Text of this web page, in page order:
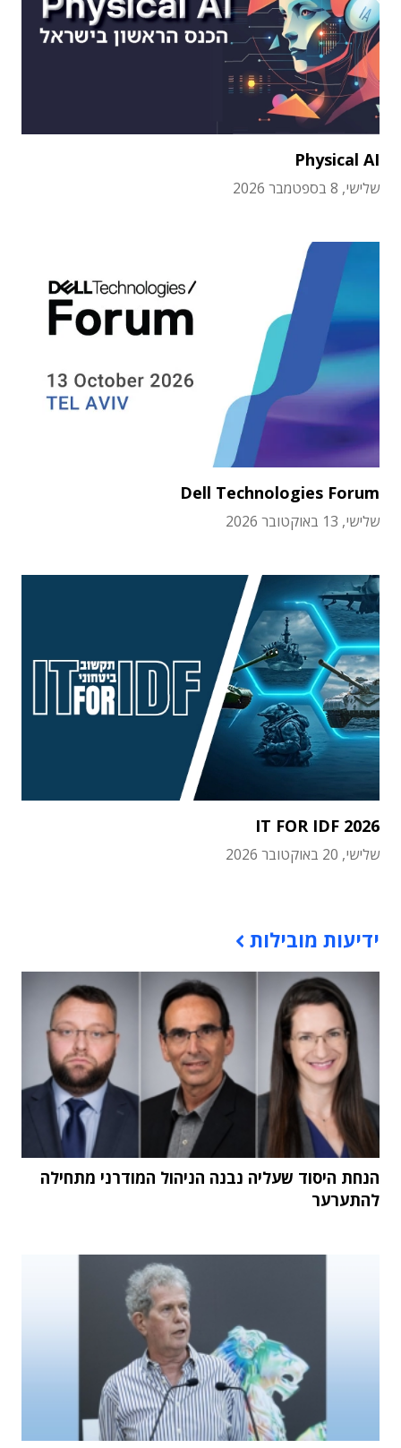
Physical AI
שלישי, 8 בספטמבר 2026
Dell Technologies Forum
שלישי, 13 באוקטובר 2026
IT FOR IDF 2026
שלישי, 20 באוקטובר 2026
ידיעות מובילות
הנחת היסוד שעליה נבנה הניהול המודרני מתחילה
להתערער